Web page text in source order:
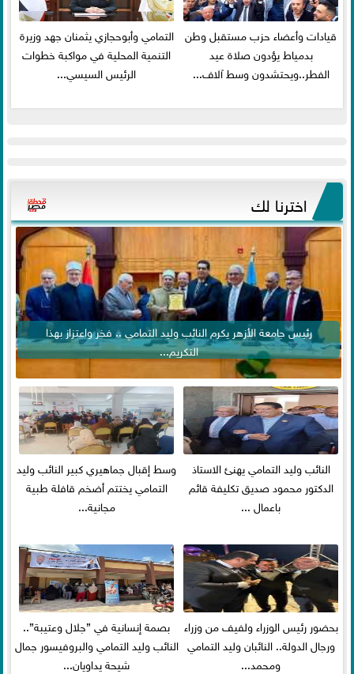
قيادات وأعضاء حزب مستقبل وطن
بدمياط يؤدون صلاة عيد
الفطر..ويحتشدون وسط آلاف...
التمامي وأبوحجازي يثمنان جهد وزيرة
التنمية المحلية في مواكبة خطوات
الرئيس السيسي...
اخترنا لك
رئيس جامعة الأزهر يكرم النائب وليد التمامي .. فخر واعتزاز بهذا
التكريم...
النائب وليد التمامي يهنئ الاستاذ
الدكتور محمود صديق تكليفة قائم
باعمال ...
وسط إقبال جماهيري كبير النائب وليد
التمامي يختتم أضخم قافلة طبية
مجانية...
بحضور رئيس الوزراء ولفيف من وزراء
ورجال الدولة.. النائبان وليد التمامي
ومحمد...
بصمة إنسانية في ”جلال وعتيبة”..
النائب وليد التمامي والبروفيسور جمال
شيحة يداويان...